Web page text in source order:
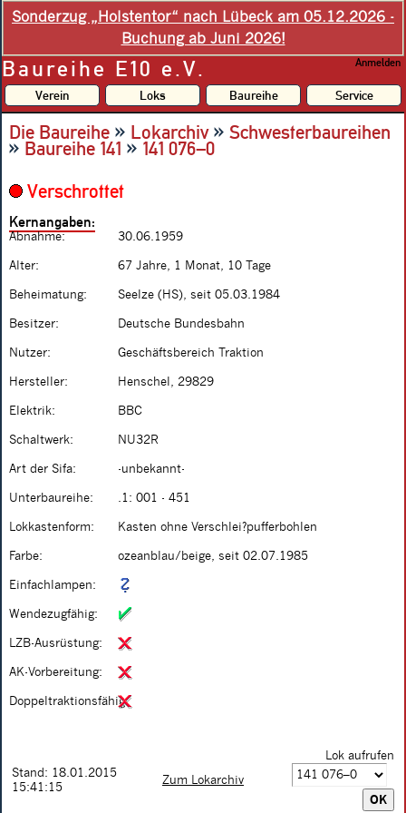
Sonderzug „Holstentor“ nach Lübeck am 05.12.2026 -
Buchung ab Juni 2026!
Baureihe E10 e.V. Anmelden
Verein Loks Baureihe Service
Die Baureihe » Lokarchiv» Schwesterbaureihen
»Baureihe 141 »141 076–0
Verschrottet
Kernangaben:
Abnahme: 30.06.1959
Alter: 67 Jahre, 1 Monat, 10 Tage
Beheimatung: Seelze (HS), seit 05.03.1984
Besitzer: Deutsche Bundesbahn
Nutzer: Geschäftsbereich Traktion
Hersteller: Henschel, 29829
Elektrik: BBC
Schaltwerk: NU32R
Art der Sifa: -unbekannt-
Unterbaureihe: .1: 001 - 451
Lokkastenform: Kasten ohne Verschlei?pufferbohlen
Farbe: ozeanblau/beige, seit 02.07.1985
Einfachlampen:
Wendezugfähig:
LZB-Ausrüstung:
AK-Vorbereitung:
Doppeltraktionsfähig:
Stand: 18.01.2015
15:41:15
Zum Lokarchiv
Lok aufrufen